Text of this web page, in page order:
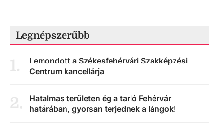
Legnépszerűbb
1.
Lemondott a Székesfehérvári Szakképzési
Centrum kancellárja
2.
Hatalmas területen ég a tarló Fehérvár
határában, gyorsan terjednek a lángok!